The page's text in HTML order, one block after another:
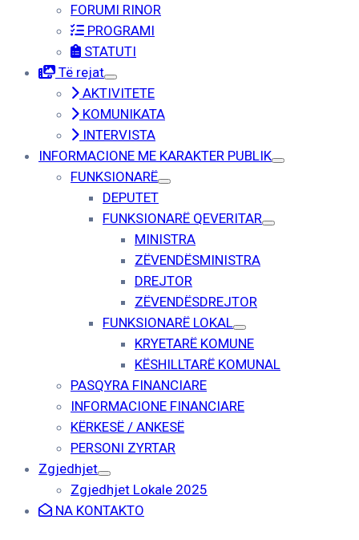
FORUMI RINOR
PROGRAMI
STATUTI
Të rejat
AKTIVITETE
KOMUNIKATA
INTERVISTA
INFORMACIONE ME KARAKTER PUBLIK
FUNKSIONARË
DEPUTET
FUNKSIONARË QEVERITAR
MINISTRA
ZËVENDËSMINISTRA
DREJTOR
ZËVENDËSDREJTOR
FUNKSIONARË LOKAL
KRYETARË KOMUNE
KËSHILLTARË KOMUNAL
PASQYRA FINANCIARE
INFORMACIONE FINANCIARE
KËRKESË / ANKESË
PERSONI ZYRTAR
Zgjedhjet
Zgjedhjet Lokale 2025
NA KONTAKTO